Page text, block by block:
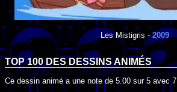
Les Mistigris -2009
TOP 100 DES DESSINS ANIMÉS
Ce dessin animé a une note de 5.00sur5 avec7